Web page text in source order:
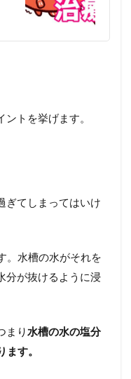
トを挙げます。
ぎてしまってはいけ
。水槽の水がそれを
分が抜けるように浸
まり水槽の水の塩分
す。